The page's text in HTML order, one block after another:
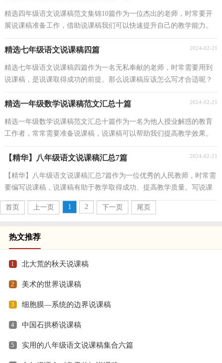
精选四年级语文说课稿范文集锦10篇作为一位杰出的老师，时常要开
展说课稿准备工作，借助说课稿我们可以快速提升自己的教学能力。
精选七年级语文说课稿四篇 2024-02-21
精选七年级语文说课稿四篇作为一名无私奉献的老师，时常需要用到
说课稿，是说课取得成功的前提。那么说课稿应该怎么写才合适呢？
精选一年级数学说课稿范文汇总十篇 2024-02-21
精选一年级数学说课稿范文汇总十篇作为一名为他人授业解惑的教育
工作者，常常需要准备说课稿，说课稿可以帮助我们提高教学效果。
【精华】八年级语文说课稿汇总7篇 2024-02-21
【精华】八年级语文说课稿汇总7篇作为一位优秀的人民教师，时常需
要编写说课稿，说课稿有助于教学取得成功、提高教学质量。写说课
稿需要注意哪些格式呢？下面是小编整理的八年级...
首页
上一页 1 2 下一页 尾页
热文推荐
1 北大荒的秋天说课稿
2 美术的世界说课稿
3 细胞膜—系统的边界说课稿
4 中国石拱桥说课稿
5 实用的八年级语文说课稿集合六篇